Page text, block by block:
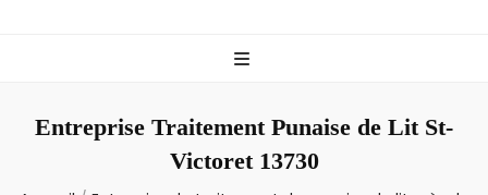
– Info
Entreprise Traitement Punaise de Lit St-
Victoret 13730